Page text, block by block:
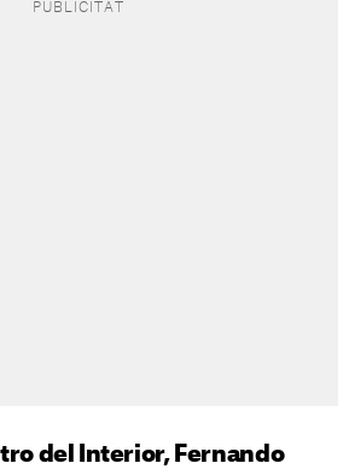
del Interior, Fernando